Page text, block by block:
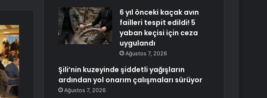
6 yıl önceki kaçak avın
failleri tespit edildi! 5
yaban keçisi için ceza
uygulandı
Ağustos 7, 2026
Şili’nin kuzeyinde şiddetli yağışların
ardından yol onarım çalışmaları sürüyor
Ağustos 7, 2026